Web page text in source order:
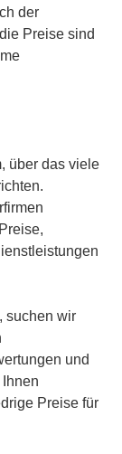
der
Preise sind
über das viele
suchen wir
und
Preise für